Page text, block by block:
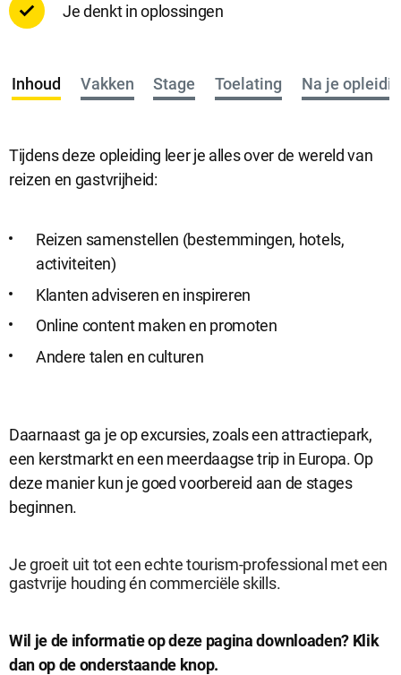
Je denkt in oplossingen
Inhoud Vakken Stage Toelating Na je
Tijdens deze opleiding leer je alles over de wereld van
reizen en gastvrijheid:
Reizen samenstellen (bestemmingen, hotels,
activiteiten)
Klanten adviseren en inspireren
Online content maken en promoten
Andere talen en culturen
Daarnaast ga je op excursies, zoals een attractiepark,
een kerstmarkt en een meerdaagse trip in Europa. Op
deze manier kun je goed voorbereid aan de stages
beginnen.
Je groeit uit tot een echte tourism-professional met een
gastvrije houding én commerciële skills.
D
Wil je de informatie op deze pagina downloaden? Klik
dan op de onderstaande knop.